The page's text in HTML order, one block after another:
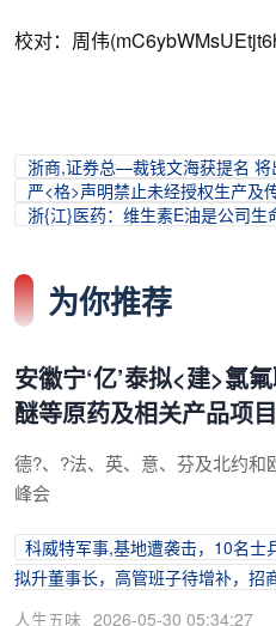
校对：周伟
浙商,证券总—裁钱文海获提名 将
严<格>声明禁止未经授权生产及
浙{江}医药：维生素E油是公司
为你推荐
安徽宁‘亿’泰拟<建>氯
醚等原药及相关产品项目
德?、?法、英、意、芬及北约
峰会
科威特军事,基地遭袭击，10名士
拟升董事长，高管班子待增补，招
人生五味 2026-05-30 05:34:27